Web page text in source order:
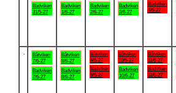
Badviken
31/5-27
Badviken
1/6-27
Badviken
2/6-27
Badviken
3/6-27
Badviken
4/6-27
Båtviken
7/6-27
Badviken
7/6-27
Båtviken
8/6-27
Badviken
8/6-27
Båtviken
9/6-27
Badviken
9/6-27
Båtviken
10/6-27
Badviken
10/6-27
Båtviken
11/6-27
Badviken
11/6-27